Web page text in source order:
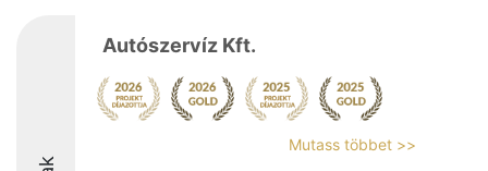
Autószervíz Kft.
Mutass többet >>